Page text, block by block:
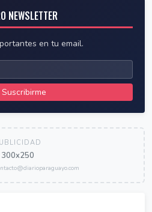
NEWSLETTER
en tu email.
Suscribirme
300x250